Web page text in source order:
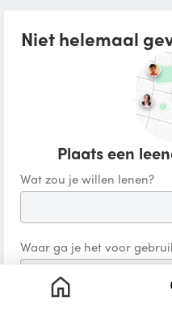
Niet helemaal
Plaats een
Wat zou je willen lenen?
Waar ga je het voor